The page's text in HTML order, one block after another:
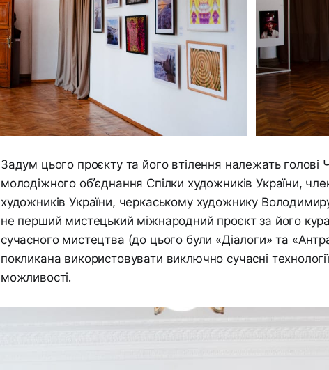
Задум цього проєкту та його втілення належать голові
молодіжного об’єднання Спілки художників України,
художників України, черкаському художнику
не перший мистецький міжнародний проєкт за його
сучасного мистецтва (до цього були «Діалоги» та
покликана використовувати виключно сучасні технології
можливості.